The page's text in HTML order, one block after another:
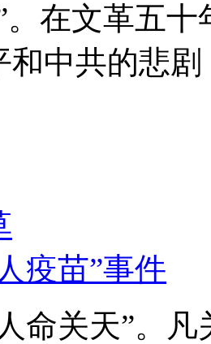
。在文革五
和中共的悲
疫苗”事件
命关天”。